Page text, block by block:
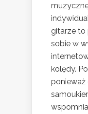
gitarze to
sobie w
kolędy.
ponieważ